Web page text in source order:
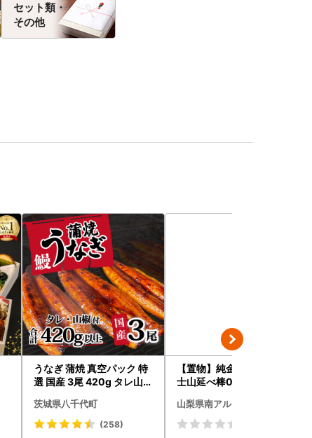
セット類・
その他
うなぎ 蒲焼 真空パック 特
選 国産 3尾 420g タレ山椒
あり 茨城 ウナギ 鰻 個包装
人気 美味しい 小分け 八千
茨城県八千代町
(258)
【置物】純金製(Ｋ２４) 富
士山延べ棒0.5グラム ALP
山梨県南アルプス市